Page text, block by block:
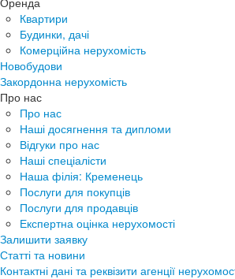
Квартири
Будинки, дачі
Комерційна нерухомість
Новобудови
Закордонна нерухомість
Про нас
Про нас
Наші досягнення та дипломи
Відгуки про нас
Наші спеціалісти
Наша філія: Кременець
Послуги для покупців
Послуги для продавців
Експертна оцінка нерухомості
Залишити заявку
Статті та новини
Контактні дані та реквізити агенції